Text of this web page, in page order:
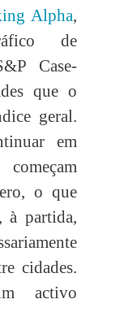
Alpha
de
Case-
que o
geral.
em
o que
à partida,
cidades.
activo